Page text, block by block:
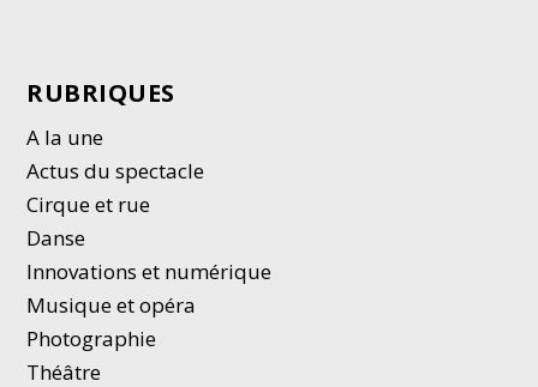
RUBRIQUES
A la une
Actus du spectacle
Cirque et rue
Danse
Innovations et numérique
Musique et opéra
Photographie
Théâtre